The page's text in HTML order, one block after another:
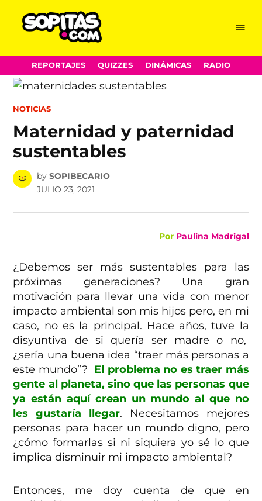
Skip
to
content
Menu
REPORTAJES QUIZZES DINÁMICAS RADIO
POSTED
NOTICIAS
Maternidad y paternidad
sustentables
by SOPIBECARIO
JULIO 23, 2021
Por Paulina Madrigal
¿Debemos ser más sustentables para las
próximas generaciones? Una gran
motivación para llevar una vida con menor
impacto ambiental son mis hijos pero, en mi
caso, no es la principal. Hace años, tuve la
disyuntiva de si quería ser madre o no,
¿sería una buena idea “traer más personas a
este mundo”? El problema no es traer más
gente al planeta, sino que las personas que
ya están aquí crean un mundo al que no
les gustaría llegar.
Necesitamos mejores
personas para hacer un mundo digno, pero
¿cómo formarlas si ni siquiera yo sé lo que
implica disminuir mi impacto ambiental?
Entonces, me doy cuenta de que en